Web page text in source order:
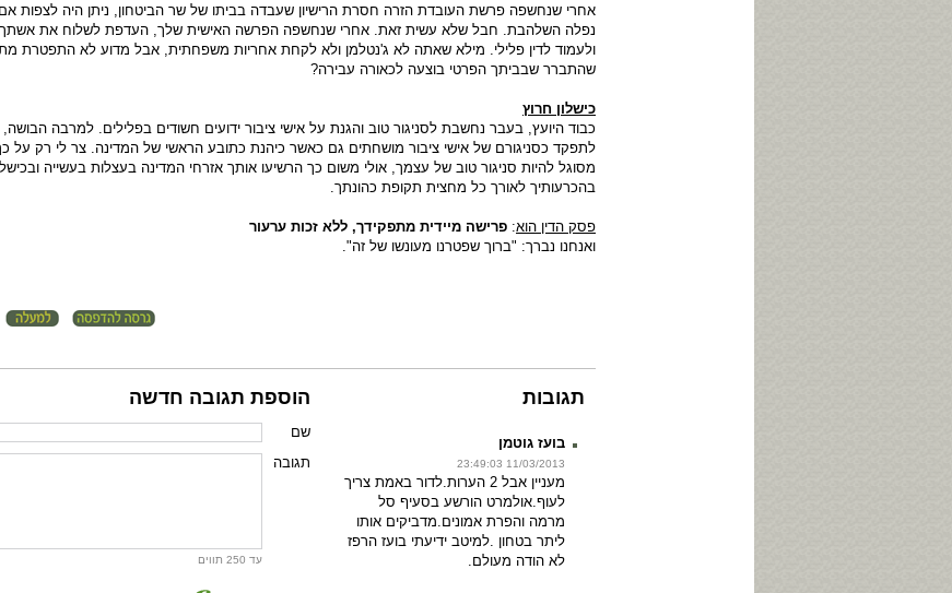
אחרי שנחשפה פרשת העובדת הזרה חסרת הרישיון שעבדה בביתו של שר הביטחון, ניתן היה לצפות
נפלה השלהבת. חבל שלא עשית זאת. אחרי שנחשפה הפרשה האישית שלך, העדפת לשלוח את
ולעמוד לדין פלילי. מילא שאתה לא ג'נטלמן ולא לקחת אחריות משפחתית, אבל מדוע לא התפטרת
שהתברר שבביתך הפרטי בוצעה לכאורה עבירה?
כישלון חרוץ
כבוד היועץ, בעבר נחשבת לסניגור טוב והגנת על אישי ציבור ידועים חשודים בפלילים. למרבה
לתפקד כסניגורם של אישי ציבור מושחתים גם כאשר כיהנת כתובע הראשי של המדינה. צר לי רק על
מסוגל להיות סניגור טוב של עצמך, אולי משום כך הרשיעו אותך אזרחי המדינה בעצלות בעשייה
בהכרעותיך לאורך כל מחצית תקופת כהונתך.
פסק הדין הוא: פרישה מיידית מתפקידך, ללא זכות ערעור
ואנחנו נברך: "ברוך שפטרנו מעונשו של זה".
הוספת תגובה חדשה
שם
עד 250 תווים
תגובה
תגובות
בועז גוטמן
11/03/2013 23:49:03
מעניין אבל 2 הערות.לדור באמת צריך
לעוף.אולמרט הורשע בסעיף סל
מרמה והפרת אמונים.מדביקים אותו
ליתר בטחון .למיטב ידיעתי בועז הרפז
לא הודה מעולם.